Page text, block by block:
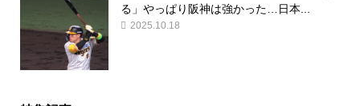
る」やっぱり阪神は強かった…日本...
2025.10.18